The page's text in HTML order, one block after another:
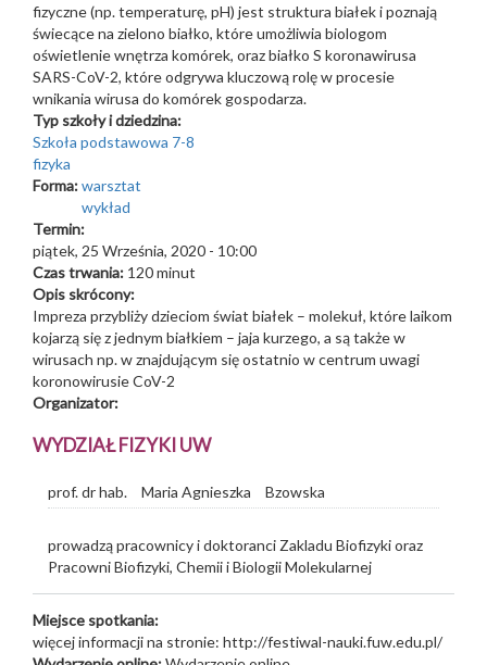
fizyczne (np. temperaturę, pH) jest struktura białek i poznają
świecące na zielono białko, które umożliwia biologom
oświetlenie wnętrza komórek, oraz białko S koronawirusa
SARS-CoV-2, które odgrywa kluczową rolę w procesie
wnikania wirusa do komórek gospodarza.
Typ szkoły i dziedzina:
Szkoła podstawowa 7-8
fizyka
Forma:warsztat
wykład
Termin:
piątek, 25 Września, 2020 - 10:00
Czas trwania: 120 minut
Opis skrócony:
Impreza przybliży dzieciom świat białek – molekuł, które laikom
kojarzą się z jednym białkiem – jaja kurzego, a są także w
wirusach np. w znajdującym się ostatnio w centrum uwagi
koronowirusie CoV-2
Organizator:
WYDZIAŁ FIZYKI UW
prof. dr hab. Maria Agnieszka Bzowska
prowadzą pracownicy i doktoranci Zakladu Biofizyki oraz
Pracowni Biofizyki, Chemii i Biologii Molekularnej
Miejsce spotkania:
więcej informacji na stronie: http://festiwal-nauki.fuw.edu.pl/